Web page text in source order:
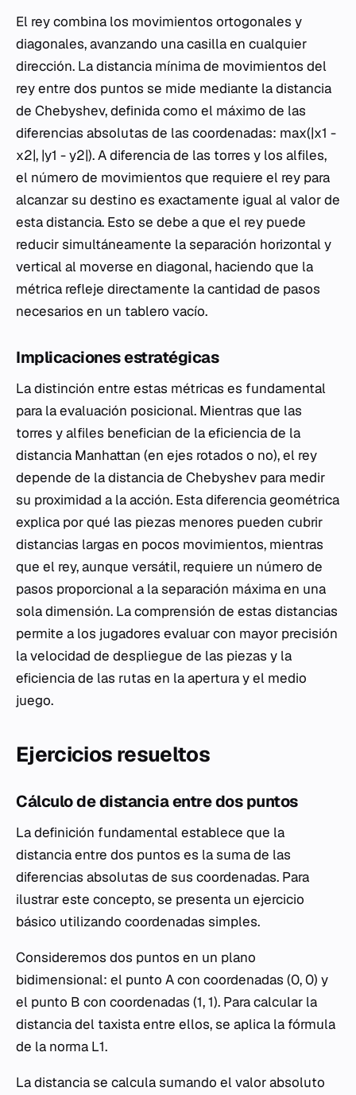
El rey combina los movimientos ortogonales y
diagonales, avanzando una casilla en cualquier
dirección. La distancia mínima de movimientos del
rey entre dos puntos se mide mediante la distancia
de Chebyshev, definida como el máximo de las
diferencias absolutas de las coordenadas: max(|x1 -
x2|, |y1 - y2|). A diferencia de las torres y los alfiles,
el número de movimientos que requiere el rey para
alcanzar su destino es exactamente igual al valor de
esta distancia. Esto se debe a que el rey puede
reducir simultáneamente la separación horizontal y
vertical al moverse en diagonal, haciendo que la
métrica refleje directamente la cantidad de pasos
necesarios en un tablero vacío.
Implicaciones estratégicas
La distinción entre estas métricas es fundamental
para la evaluación posicional. Mientras que las
torres y alfiles benefician de la eficiencia de la
distancia Manhattan (en ejes rotados o no), el rey
depende de la distancia de Chebyshev para medir
su proximidad a la acción. Esta diferencia geométrica
explica por qué las piezas menores pueden cubrir
distancias largas en pocos movimientos, mientras
que el rey, aunque versátil, requiere un número de
pasos proporcional a la separación máxima en una
sola dimensión. La comprensión de estas distancias
permite a los jugadores evaluar con mayor precisión
la velocidad de despliegue de las piezas y la
eficiencia de las rutas en la apertura y el medio
juego.
Ejercicios resueltos
Cálculo de distancia entre dos puntos
La definición fundamental establece que la
distancia entre dos puntos es la suma de las
diferencias absolutas de sus coordenadas. Para
ilustrar este concepto, se presenta un ejercicio
básico utilizando coordenadas simples.
Consideremos dos puntos en un plano
bidimensional: el punto A con coordenadas (0, 0) y
el punto B con coordenadas (1, 1). Para calcular la
distancia del taxista entre ellos, se aplica la fórmula
de la norma L1.
La distancia se calcula sumando el valor absoluto